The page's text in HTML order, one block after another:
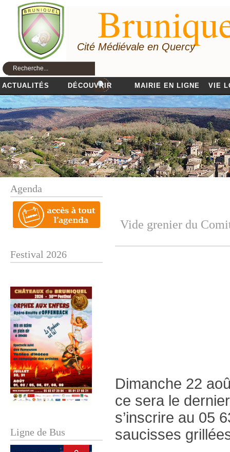
Cité Médiévale en Quercy
ACTUALITÉS DÉCOUVRIR MAIRIE EN LIGNE VIE
Agenda
Festival 2026
Ligne de Bus
Vide grenier du
Dimanche 22
ce sera le
s’inscrire au 05
saucisses